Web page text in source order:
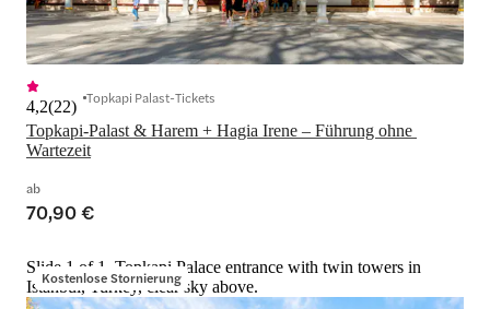
Topkapi-Palast & Harem + Hagia Irene – Führung ohne
Wartezeit
4,2(22) Topkapi Palast-Tickets
ab
70,90 €
Kostenlose Stornierung
Slide 1 of 1, Topkapi Palace entrance with twin towers in
Istanbul, Turkey, clear sky above.